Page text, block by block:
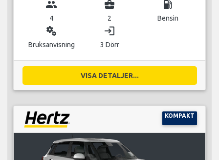
group
4
business_center
2
local_gas_station
Bensin
miscellaneous_services
Bruksanvisning
login
3 Dörr
VISA DETALJER...
KOMPAKT